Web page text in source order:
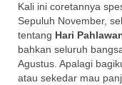
#KotakAjaib
#KotakAjaib
Kali ini coretannya
Sepuluh November,
tentang Hari
bahkan seluruh
Agustus. Apalagi
atau sekedar mau